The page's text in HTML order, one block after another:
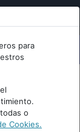
para
o
Cookies.